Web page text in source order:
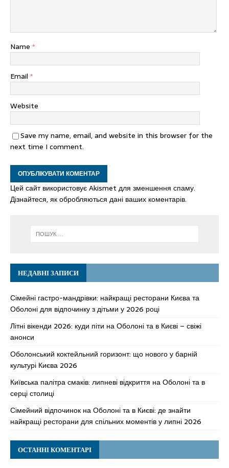
Name *
Email *
Website
Save my name, email, and website in this browser for the
next time I comment.
Цей сайт використовує Akismet для зменшення спаму.
Дізнайтеся, як обробляються дані ваших коментарів.
НЕДАВНІ ЗАПИСИ
Сімейні гастро-мандрівки: найкращі ресторани Києва та
Оболоні для відпочинку з дітьми у 2026 році
Літні вікенди 2026: куди піти на Оболоні та в Києві – свіжі
анонси
Оболонський коктейльний горизонт: що нового у барній
культурі Києва 2026
Київська палітра смаків: липневі відкриття на Оболоні та в
серці столиці
Сімейний відпочинок на Оболоні та в Києві: де знайти
найкращі ресторани для спільних моментів у липні 2026
ОСТАННІ КОМЕНТАРІ